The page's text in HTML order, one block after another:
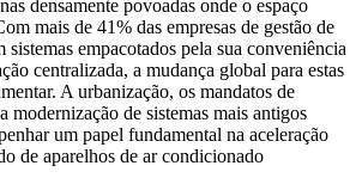
densamente povoadas onde o espaço
mais de 41% das empresas de gestão de
sistemas empacotados pela sua conveniência
centralizada, a mudança global para estas
A urbanização, os mandatos de
modernização de sistemas mais antigos
um papel fundamental na aceleração
de aparelhos de ar condicionado